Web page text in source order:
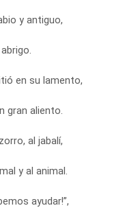
y antiguo,
en su lamento,
gran aliento.
al jabalí,
y al animal.
ayudar!”,